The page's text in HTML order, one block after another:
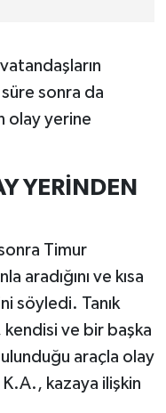
süre sonra da
olay yerine
YERİNDEN
Timur
aradığını ve kısa
söyledi. Tanık
ve bir başka
araçla olay
K.A., kazaya ilişkin